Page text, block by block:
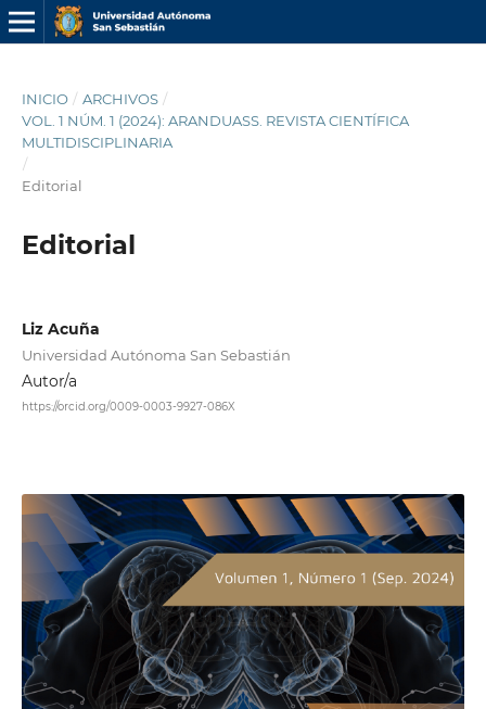
INICIO / ARCHIVOS /
VOL. 1 NÚM. 1 (2024): ARANDUASS. REVISTA CIENTÍFICA
MULTIDISCIPLINARIA
/
Editorial
Editorial
Liz Acuña
Universidad Autónoma San Sebastián
Autor/a
https://orcid.org/0009-0003-9927-086X